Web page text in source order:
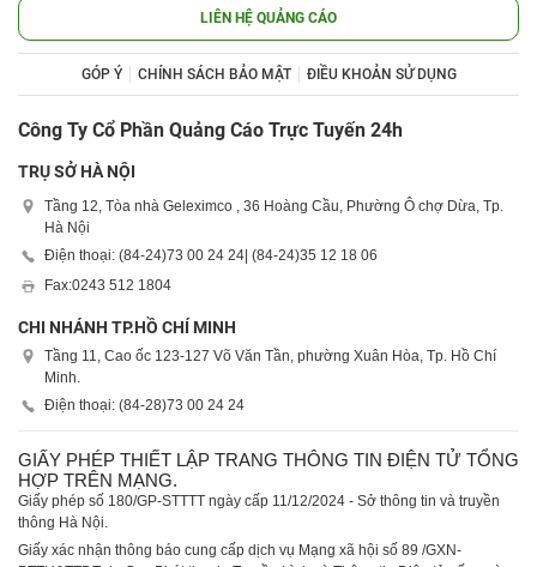
LIÊN HỆ QUẢNG CÁO
GÓP Ý CHÍNH SÁCH BẢO MẬT ĐIỀU KHOẢN SỬ DỤNG
Công Ty Cổ Phần Quảng Cáo Trực Tuyến 24h
TRỤ SỞ HÀ NỘI
Tầng 12, Tòa nhà Geleximco , 36 Hoàng Cầu, Phường Ô chợ Dừa, Tp.
Hà Nội
Điện thoại: (84-24)73 00 24 24 | (84-24)35 12 18 06
Fax:0243 512 1804
CHI NHÁNH TP.HỒ CHÍ MINH
Tầng 11, Cao ốc 123-127 Võ Văn Tần, phường Xuân Hòa, Tp. Hồ Chí
Minh.
Điện thoại: (84-28)73 00 24 24
GIẤY PHÉP THIẾT LẬP TRANG THÔNG TIN ĐIỆN TỬ TỔNG
HỢP TRÊN MẠNG.
Giấy phép số 180/GP-STTTT ngày cấp 11/12/2024 - Sở thông tin và truyền
thông Hà Nội.
Giấy xác nhận thông báo cung cấp dịch vụ Mạng xã hội số 89 /GXN-